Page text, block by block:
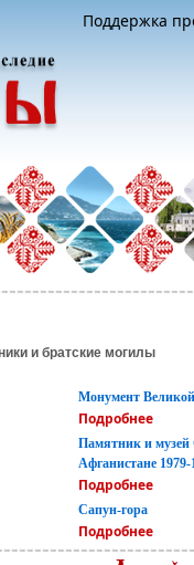
Поддержка
и братские могилы
Монумент
Подробнее
Памятник и музей
Афганистане 1979-
Подробнее
Сапун-гора
Подробнее